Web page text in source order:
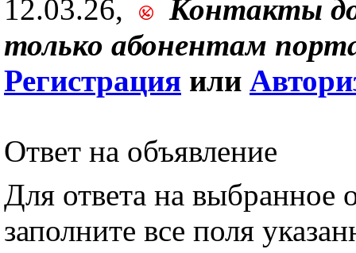
12.03.26,
Контакты
только абонентам
Регистрация или
Ответ на объявление
Для ответа на выбранное
заполните все поля